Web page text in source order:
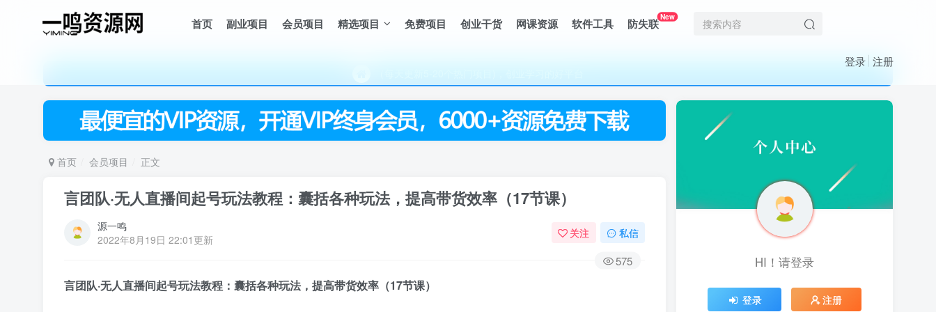
首页 副业项目 会员项目 精选项目 免费项目 创业干货 网课资源 软件工具 防失联New
登录 注册
（每天更新5-20个热门项目)，创业学习的好平台
欢迎访问一鸣资源网，本站汇集数千网创课程和项目
首页 会员项目 正文
言团队·无人直播间起号玩法教程：囊括各种玩法，提高带货效率（17节课）
源一鸣
2022年8月19日 22:01更新
关注 私信
575
言团队·无人直播间起号玩法教程：囊括各种玩法，提高带货效率（17节课）
HI！请登录
登录 注册
HI！请登录
登录 注册